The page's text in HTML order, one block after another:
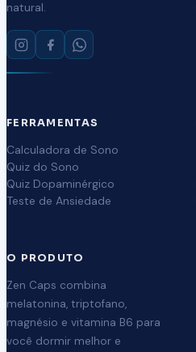
natural.
FERRAMENTAS
Calculadora de Sono
Quiz do Sono
Quiz Dopaminérgico
Teste de Ansiedade
O PRODUTO
Zen Caps combina
melatonina, triptofano,
magnésio e vitamina B6 para
você dormir melhor e